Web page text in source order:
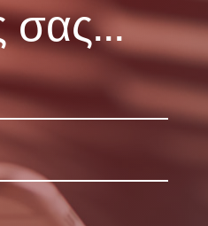
σας...